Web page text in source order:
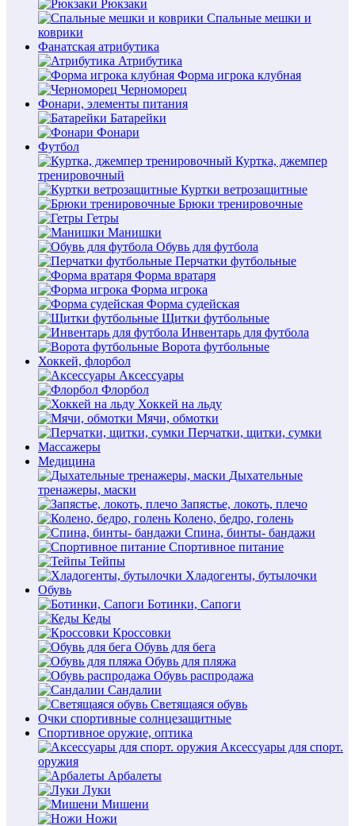
Рюкзаки
Спальные мешки и
коврики
Фанатская атрибутика
Атрибутика
Форма игрока клубная
Черноморец
Фонари, элементы питания
Батарейки
Фонари
Футбол
Куртка, джемпер
тренировочный
Куртки ветрозащитные
Брюки тренировочные
Гетры
Манишки
Обувь для футбола
Перчатки футбольные
Форма вратаря
Форма игрока
Форма судейская
Щитки футбольные
Инвентарь для футбола
Ворота футбольные
Хоккей, флорбол
Аксессуары
Флорбол
Хоккей на льду
Мячи, обмотки
Перчатки, щитки, сумки
Массажеры
Медицина
Дыхательные
тренажеры, маски
Запястье, локоть, плечо
Колено, бедро, голень
Спина, бинты- бандажи
Спортивное питание
Тейпы
Хладогенты, бутылочки
Обувь
Ботинки, Сапоги
Кеды
Кроссовки
Обувь для бега
Обувь для пляжа
Обувь распродажа
Сандалии
Светящаяся обувь
Очки спортивные солнцезащитные
Спортивное оружие, оптика
Аксессуары для спорт.
оружия
Арбалеты
Луки
Мишени
Ножи